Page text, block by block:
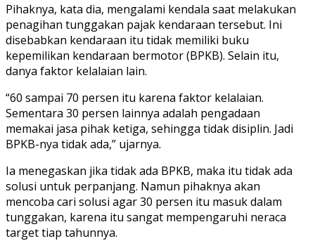
Pihaknya, kata dia, mengalami kendala saat melakukan
penagihan tunggakan pajak kendaraan tersebut. Ini
disebabkan kendaraan itu tidak memiliki buku
kepemilikan kendaraan bermotor (BPKB). Selain itu,
danya faktor kelalaian lain.
“60 sampai 70 persen itu karena faktor kelalaian.
Sementara 30 persen lainnya adalah pengadaan
memakai jasa pihak ketiga, sehingga tidak disiplin. Jadi
BPKB-nya tidak ada,” ujarnya.
Ia menegaskan jika tidak ada BPKB, maka itu tidak ada
solusi untuk perpanjang. Namun pihaknya akan
mencoba cari solusi agar 30 persen itu masuk dalam
tunggakan, karena itu sangat mempengaruhi neraca
target tiap tahunnya.